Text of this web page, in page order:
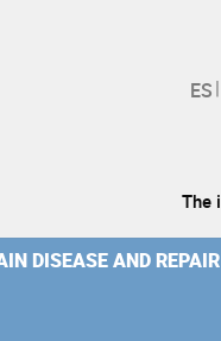
The
DISEASE AND REPAIR